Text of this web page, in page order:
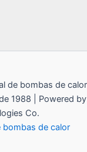
de bombas de calor
1988 | Powered by
Co.
bombas de calor